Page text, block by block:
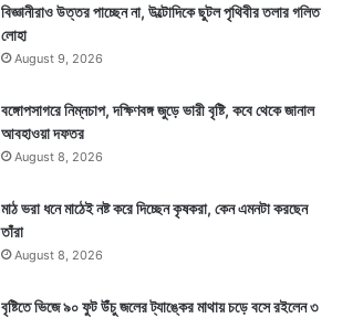
বিজ্ঞানীরাও উত্তর পাচ্ছেন না, উল্টোদিকে ছুটল পৃথিবীর তলার গলিত
লোহা
August 9, 2026
বঙ্গোপসাগরে নিম্নচাপ, দক্ষিণবঙ্গ জুড়ে ভারী বৃষ্টি, কবে থেকে জানাল
আবহাওয়া দফতর
August 8, 2026
মাঠ ভরা ধনে মাঠেই নষ্ট করে দিচ্ছেন কৃষকরা, কেন এমনটা করছেন
তাঁরা
August 8, 2026
বৃষ্টিতে ভিজে ৯০ ফুট উঁচু জলের ট্যাঙ্কের মাথায় চড়ে বসে রইলেন ৩